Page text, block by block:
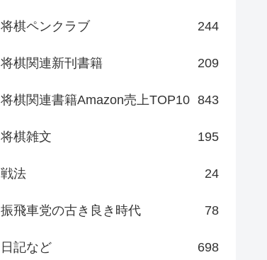
将棋ペンクラブ 244
将棋関連新刊書籍 209
将棋関連書籍Amazon売上TOP10 843
将棋雑文 195
戦法 24
振飛車党の古き良き時代 78
日記など 698